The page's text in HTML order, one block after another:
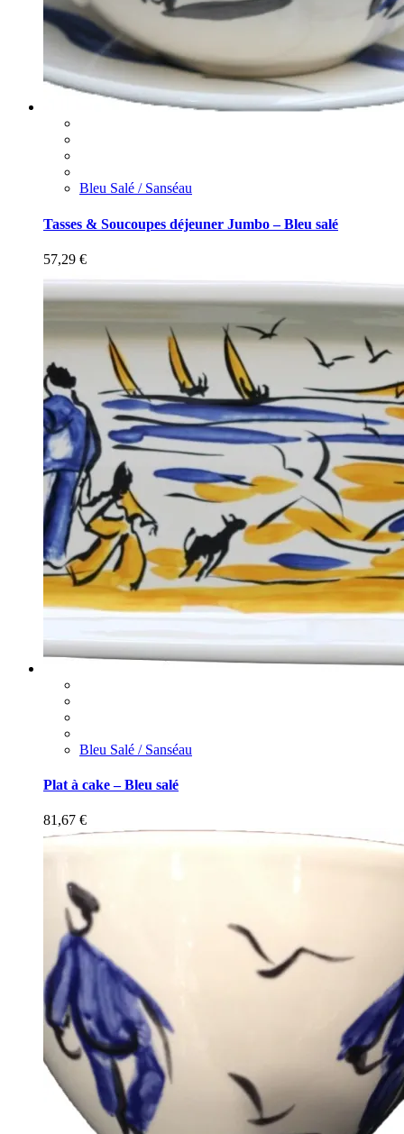
Bleu Salé / Sanséau
Tasses & Soucoupes déjeuner Jumbo – Bleu salé
57,29 €
Bleu Salé / Sanséau
Plat à cake – Bleu salé
81,67 €